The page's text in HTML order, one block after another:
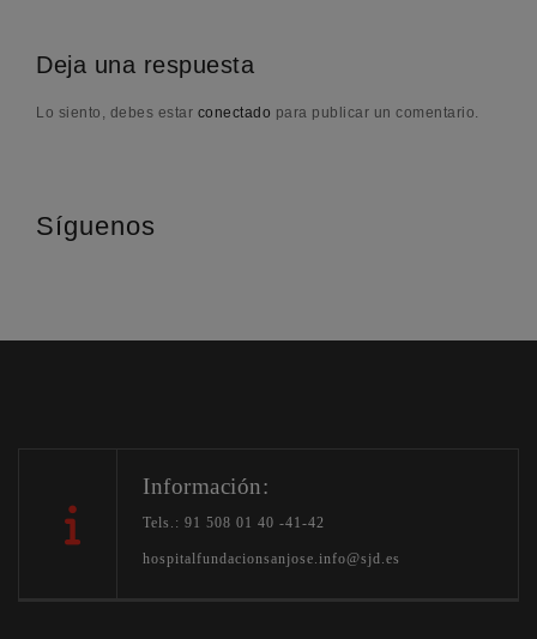
Deja una respuesta
Lo siento, debes estar conectado para publicar un comentario.
Síguenos
Información:
Tels.: 91 508 01 40 -41-42
hospitalfundacionsanjose.info@sjd.es